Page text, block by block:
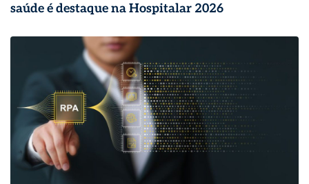
saúde é destaque na Hospitalar 2026